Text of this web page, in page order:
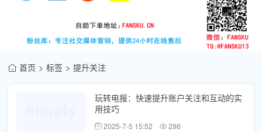
首页 标签 提升关注
玩转电报：快速提升账户关注和互动的实
用技巧
2025-7-5 15:52 296